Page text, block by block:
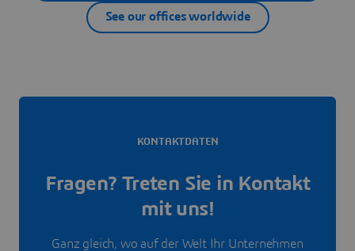
See our offices worldwide
KONTAKTDATEN
Fragen? Treten Sie in Kontakt
mit uns!
Ganz gleich, wo auf der Welt Ihr Unternehmen